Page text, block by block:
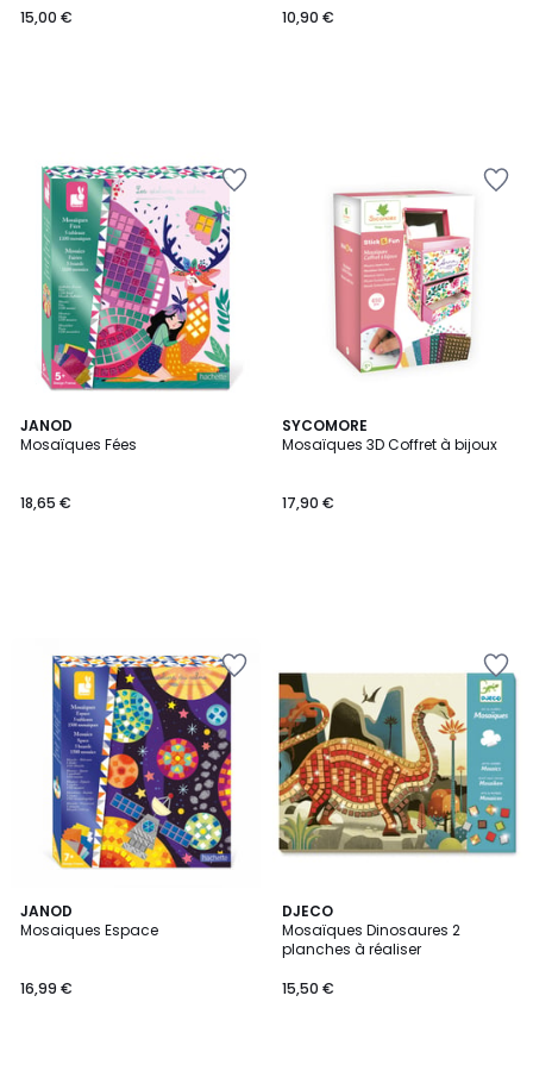
15,00 € 10,90 €
JANOD
Mosaïques Fées
18,65 €
SYCOMORE
Mosaïques 3D Coffret à bijoux
17,90 €
JANOD
Mosaiques Espace
16,99 €
DJECO
Mosaïques Dinosaures 2
planches à réaliser
15,50 €